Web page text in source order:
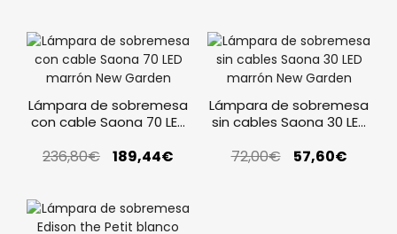
Lámpara de sobremesa
con cable Saona 70 LED
236,80€ 189,44€
Lámpara de sobremesa
sin cables Saona 30 LED
72,00€ 57,60€